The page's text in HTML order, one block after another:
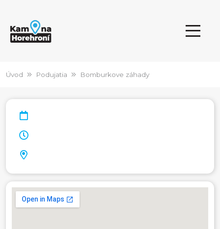
Úvod Podujatia Bomburkove záhady